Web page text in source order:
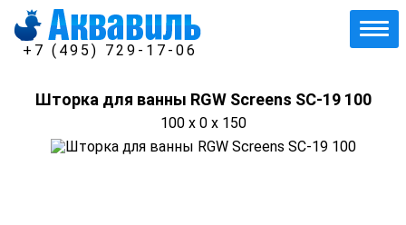
+7 (495) 729-17-06
Шторка для ванны RGW Screens SC-19 100
100 x 0 x 150